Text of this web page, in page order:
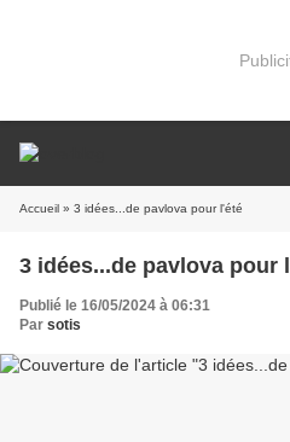
Accueil » 3 idées...de pavlova pour l'été
3 idées...de pavlova pour
Publié le 16/05/2024 à 06:31
Par sotis